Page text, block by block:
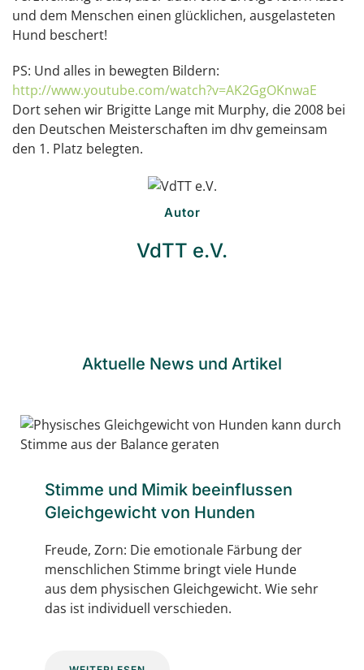
und dem Menschen einen glücklichen, ausgelasteten
Hund beschert!
PS: Und alles in bewegten Bildern:
http://www.youtube.com/watch?v=AK2GgOKnwaE
Dort sehen wir Brigitte Lange mit Murphy, die 2008 bei
den Deutschen Meisterschaften im dhv gemeinsam
den 1. Platz belegten.
Autor
VdTT e.V.
Aktuelle News und Artikel
Stimme und Mimik beeinflussen
Gleichgewicht von Hunden
Freude, Zorn: Die emotionale Färbung der
menschlichen Stimme bringt viele Hunde
aus dem physischen Gleichgewicht. Wie sehr
das ist individuell verschieden.